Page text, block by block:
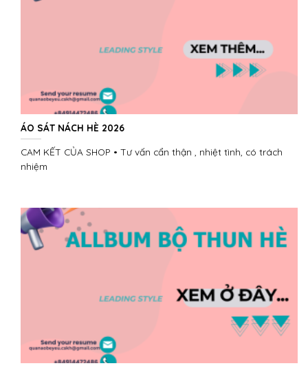
ÁO SÁT NÁCH HÈ 2026
CAM KẾT CỦA SHOP • Tư vấn cẩn thận , nhiệt tình, có trách
nhiệm